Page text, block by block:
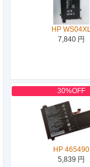
HP WS04XL
7,840 円
30%OFF
HP 465490
5,839 円